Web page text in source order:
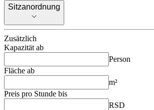
Sitzanordnung
Sitzanordnung
Zusätzlich
Kapazität ab
Person
Fläche ab
m²
Preis pro Stunde bis
RSD